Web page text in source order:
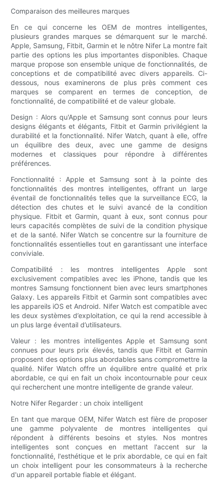
Comparaison des meilleures marques
En ce qui concerne les OEM de montres intelligentes,
plusieurs grandes marques se démarquent sur le marché.
Apple, Samsung, Fitbit, Garmin et le nôtre Nifer La montre fait
partie des options les plus importantes disponibles. Chaque
marque propose son ensemble unique de fonctionnalités, de
conceptions et de compatibilité avec divers appareils. Ci-
dessous, nous examinerons de plus près comment ces
marques se comparent en termes de conception, de
fonctionnalité, de compatibilité et de valeur globale.
Design : Alors qu'Apple et Samsung sont connus pour leurs
designs élégants et élégants, Fitbit et Garmin privilégient la
durabilité et la fonctionnalité. Nifer Watch, quant à elle, offre
un équilibre des deux, avec une gamme de designs
modernes et classiques pour répondre à différentes
préférences.
Fonctionnalité : Apple et Samsung sont à la pointe des
fonctionnalités des montres intelligentes, offrant un large
éventail de fonctionnalités telles que la surveillance ECG, la
détection des chutes et le suivi avancé de la condition
physique. Fitbit et Garmin, quant à eux, sont connus pour
leurs capacités complètes de suivi de la condition physique
et de la santé. Nifer Watch se concentre sur la fourniture de
fonctionnalités essentielles tout en garantissant une interface
conviviale.
Compatibilité : les montres intelligentes Apple sont
exclusivement compatibles avec les iPhone, tandis que les
montres Samsung fonctionnent bien avec leurs smartphones
Galaxy. Les appareils Fitbit et Garmin sont compatibles avec
les appareils iOS et Android. Nifer Watch est compatible avec
les deux systèmes d’exploitation, ce qui la rend accessible à
un plus large éventail d’utilisateurs.
Valeur : les montres intelligentes Apple et Samsung sont
connues pour leurs prix élevés, tandis que Fitbit et Garmin
proposent des options plus abordables sans compromettre la
qualité. Nifer Watch offre un équilibre entre qualité et prix
abordable, ce qui en fait un choix incontournable pour ceux
qui recherchent une montre intelligente de grande valeur.
Notre Nifer Regarder : un choix intelligent
En tant que marque OEM, Nifer Watch est fière de proposer
une gamme polyvalente de montres intelligentes qui
répondent à différents besoins et styles. Nos montres
intelligentes sont conçues en mettant l'accent sur la
fonctionnalité, l'esthétique et le prix abordable, ce qui en fait
un choix intelligent pour les consommateurs à la recherche
d'un appareil portable fiable et élégant.